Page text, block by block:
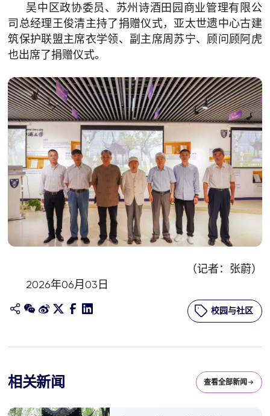
吴中区政协委员、苏州诗酒田园商业管理有限公
司总经理王俊清主持了捐赠仪式，亚太世遗中心古建
筑保护联盟主席衣学领、副主席周苏宁、顾问顾阿虎
也出席了捐赠仪式。
（记者：张蔚）
2026年06月03日
校园与社区
相关新闻 查看全部新闻